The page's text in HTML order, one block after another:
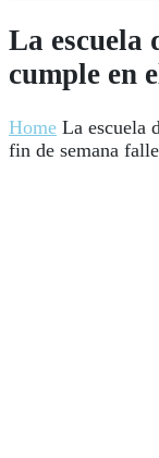
La escuela
cumple en
Home La escuela
fin de semana